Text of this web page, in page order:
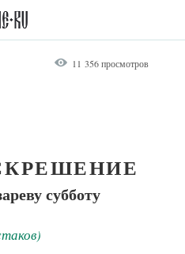
11 356 просмотров
субботу